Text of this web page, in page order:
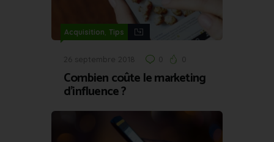
Acquisition, Tips
26 septembre 2018 0 0
Combien coûte le marketing
d’influence ?